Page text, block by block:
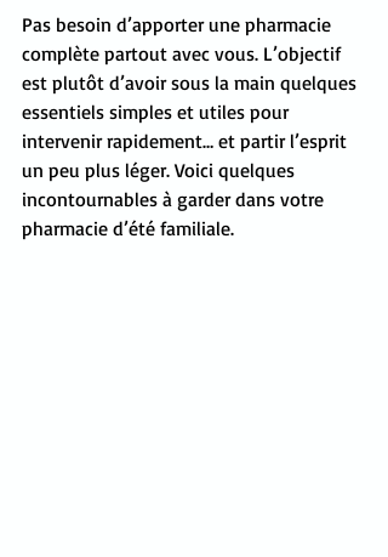
Pas besoin d’apporter une pharmacie
complète partout avec vous. L’objectif
est plutôt d’avoir sous la main quelques
essentiels simples et utiles pour
intervenir rapidement… et partir l’esprit
un peu plus léger. Voici quelques
incontournables à garder dans votre
pharmacie d’été familiale.